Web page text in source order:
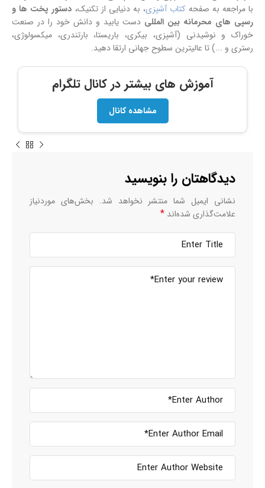
با مراجعه به صفحه کتاب آشپزی، به دنیایی از تکنیک، دستور پخت ها و
رسپی های محرمانه بین المللی دست یابید و دانش خود را در صنعت
خوراک و نوشیدنی (آشپزی، بیکری، باریستا، بارتندری، میکسولوژی،
رستری و ...) تا عالیترین سطوح جهانی ارتقا دهید.
آموزش های بیشتر در کانال تلگرام
مشاهده کانال
دیدگاهتان را بنویسید
نشانی ایمیل شما منتشر نخواهد شد. بخش‌های موردنیاز
علامت‌گذاری شده‌اند *